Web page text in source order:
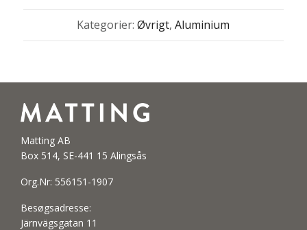
Kategorier:Øvrigt,Aluminium
Matting AB
Box 514, SE-441 15 Alingsås
Org.Nr: 556151-1907
Besøgsadresse:
Järnvägsgatan 11